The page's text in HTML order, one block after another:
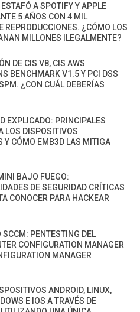
A SPOTIFY Y APPLE
5 AÑOS CON 4 MIL
REPRODUCCIONES. ¿CÓMO LOS
MILLONES ILEGALMENTE?
DE CIS V8, CIS AWS
BENCHMARK V1.5 Y PCI DSS
¿CON CUÁL DEBERÍAS
EXPLICADO: PRINCIPALES
LOS DISPOSITIVOS
Y CÓMO EMB3D LAS MITIGA
BAJO FUEGO:
DE SEGURIDAD CRÍTICAS
CONOCER PARA HACKEAR
SCCM: PENTESTING DEL
CONFIGURATION MANAGER
MANAGER
ANDROID, LINUX,
E IOS A TRAVÉS DE